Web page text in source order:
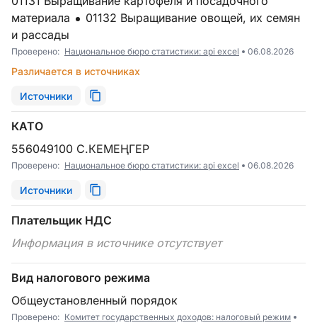
материала
01132 Выращивание овощей, их семян
и рассады
Проверено: Национальное бюро статистики: api excel 06.08.2026
Различается в источниках
Источники
КАТО
556049100 С.КЕМЕҢГЕР
Проверено: Национальное бюро статистики: api excel 06.08.2026
Источники
Плательщик НДС
Информация в источнике отсутствует
Вид налогового режима
Общеустановленный порядок
Проверено: Комитет государственных доходов: налоговый режим